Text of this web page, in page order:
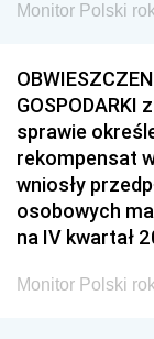
Monitor Polski
GOSPODARKI
sprawie
rekompensat
wniosły
osobowych
na IV kwartał
Monitor Polski